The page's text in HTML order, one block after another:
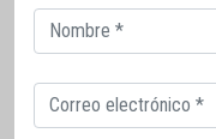
Correo
electrónico
Correo
electrónico